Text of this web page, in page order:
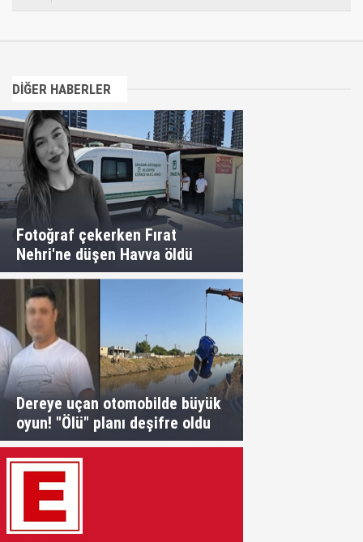
DİĞER HABERLER
Fotoğraf çekerken Fırat
Nehri'ne düşen Havva öldü
Dereye uçan otomobilde büyük
oyun! "Ölü" planı deşifre oldu